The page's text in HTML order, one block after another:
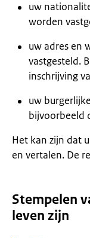
uw
worden
uw adres en
vastgesteld.
inschrijving
uw
bijvoorbeeld
Het kan zijn dat
en vertalen. De
Stempelen
leven zijn